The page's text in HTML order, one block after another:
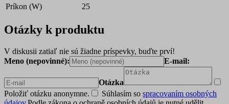
Príkon (W)
25
Otázky k produktu
V diskusii zatiaľ nie sú žiadne príspevky, buďte prví!
Meno (nepovinné):
E-mail:
Otázka
Položiť otázku anonymne.
Súhlasím so spracovaním osobných